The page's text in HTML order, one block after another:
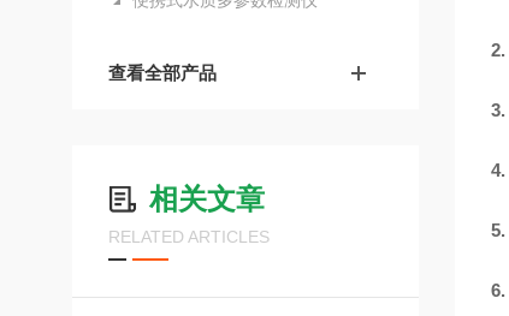
查看全部产品
相关文章
RELATED ARTICLES
2.
3.
4.
5.
6.